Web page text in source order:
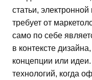
статьи,
требует от
само по себе
в контексте
концепции или
технологий, когда